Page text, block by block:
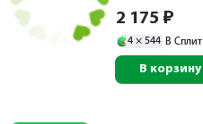
2 175 ₽
4 × 544 В Сплит
В корзину